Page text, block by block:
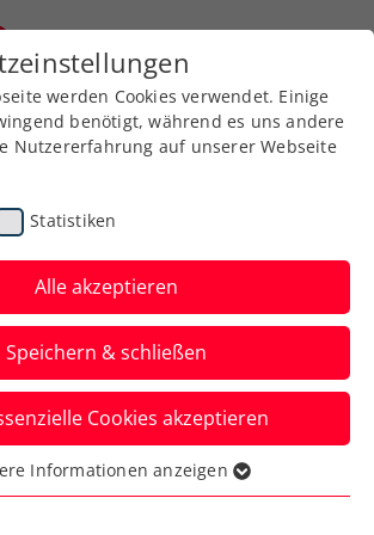
Newsübersicht
Grabher
sich gegen
tapfer
Spitzenspielerin zieht gegen
Youngster in zwei knappen
Kürzeren.
Wachta, 21.03.2025
werden Cookies verwendet. Einige
benötigt, während es uns andere
Nutzererfahrung auf unserer Webseite
Statistiken
Alle akzeptieren
Speichern & schließen
Cookies akzeptieren
werden für grundlegende
Informationen anzeigen